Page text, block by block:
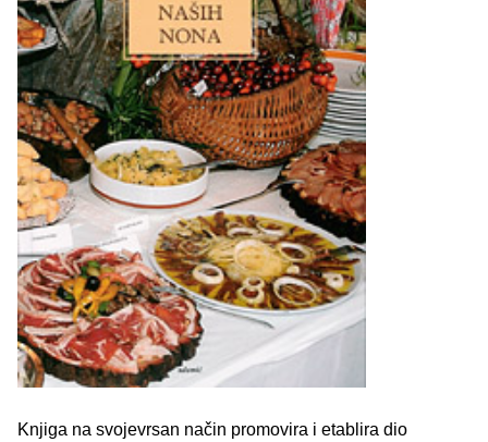
Knjiga na svojevrsan način promovira i etablira dio